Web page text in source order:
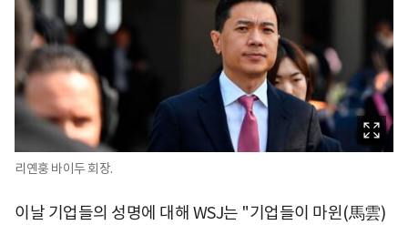
리옌훙 바이두 회장.
이날 기업들의 성명에 대해 WSJ는 "기업들이 마윈(馬雲)